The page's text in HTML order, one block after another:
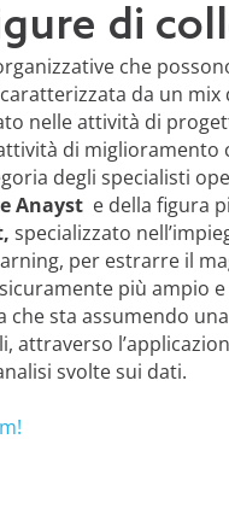
di
che
da un
nelle attività di
di
degli specialisti
Anayste della figura
specializzato
per estrarre il
sicuramente più ampio
che sta assumendo
svolte sui dati.